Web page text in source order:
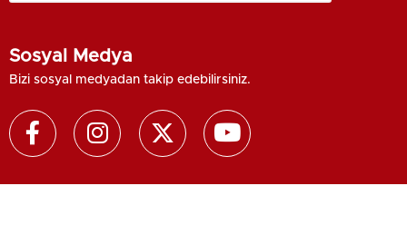
Sosyal Medya
Bizi sosyal medyadan takip edebilirsiniz.